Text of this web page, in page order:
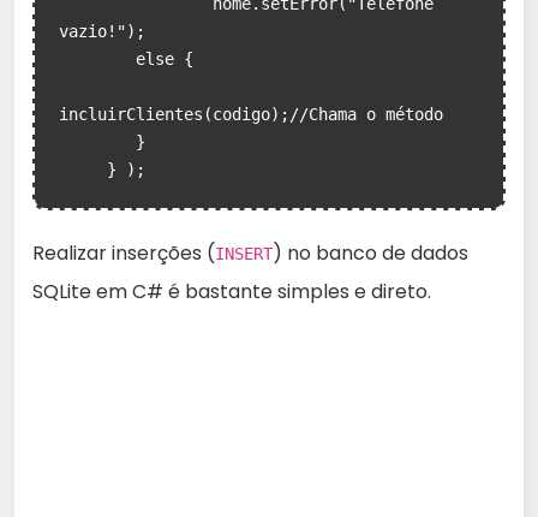
vazio!");
incluirClientes(codigo);//Chama o método
     } );
Realizar inserções (INSERT) no banco de dados
SQLite em C# é bastante simples e direto.